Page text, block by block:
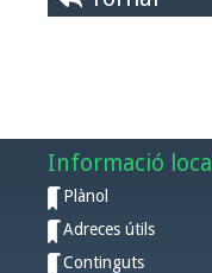
Informació local
Plànol
Adreces útils
Continguts